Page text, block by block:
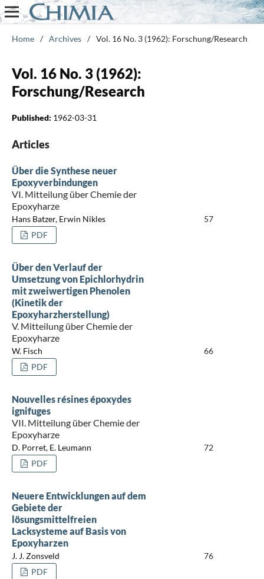
Home / Archives / Vol. 16 No. 3 (1962): Forschung/Research
Vol. 16 No. 3 (1962):
Forschung/Research
Published: 1962-03-31
Articles
Über die Synthese neuer
Epoxyverbindungen
VI. Mitteilung über Chemie der
Epoxyharze
Hans Batzer, Erwin Nikles
57
PDF
Über den Verlauf der
Umsetzung von Epichlorhydrin
mit zweiwertigen Phenolen
(Kinetik der
Epoxyharzherstellung)
V. Mitteilung über Chemie der
Epoxyharze
W. Fisch
66
PDF
Nouvelles résines époxydes
ignifuges
VII. Mitteilung über Chemie der
Epoxyharze
D. Porret, E. Leumann
72
PDF
Neuere Entwicklungen auf dem
Gebiete der
lösungsmittelfreien
Lacksysteme auf Basis von
Epoxyharzen
J. J. Zonsveld
76
PDF